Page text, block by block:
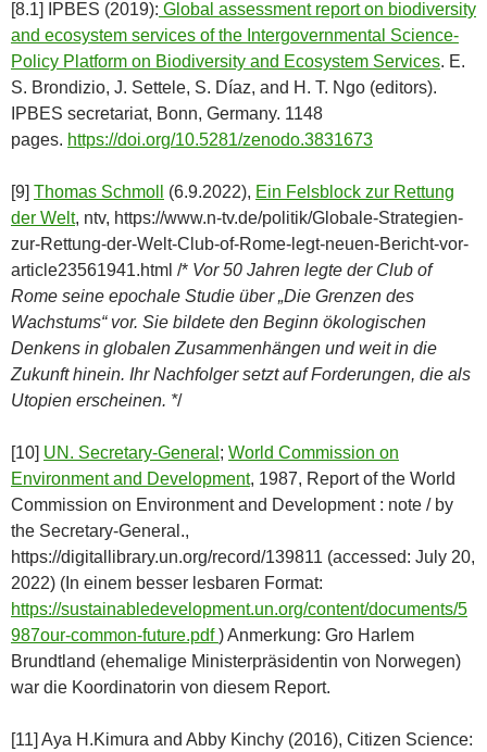
[8.1] IPBES (2019): Global assessment report on biodiversity
and ecosystem services of the Intergovernmental Science-
Policy Platform on Biodiversity and Ecosystem Services. E.
S. Brondizio, J. Settele, S. Díaz, and H. T. Ngo (editors).
IPBES secretariat, Bonn, Germany. 1148
pages. https://doi.org/10.5281/zenodo.3831673
[9] Thomas Schmoll (6.9.2022), Ein Felsblock zur Rettung
der Welt, ntv, https://www.n-tv.de/politik/Globale-Strategien-
zur-Rettung-der-Welt-Club-of-Rome-legt-neuen-Bericht-vor-
article23561941.html /* Vor 50 Jahren legte der Club of
Rome seine epochale Studie über „Die Grenzen des
Wachstums“ vor. Sie bildete den Beginn ökologischen
Denkens in globalen Zusammenhängen und weit in die
Zukunft hinein. Ihr Nachfolger setzt auf Forderungen, die als
Utopien erscheinen. */
[10] UN. Secretary-General ; World Commission on
Environment and Development, 1987, Report of the World
Commission on Environment and Development : note / by
the Secretary-General.,
https://digitallibrary.un.org/record/139811 (accessed: July 20,
2022) (In einem besser lesbaren Format:
https://sustainabledevelopment.un.org/content/documents/5
987our-common-future.pdf) Anmerkung: Gro Harlem
Brundtland (ehemalige Ministerpräsidentin von Norwegen)
war die Koordinatorin von diesem Report.
[11] Aya H.Kimura and Abby Kinchy (2016), Citizen Science: